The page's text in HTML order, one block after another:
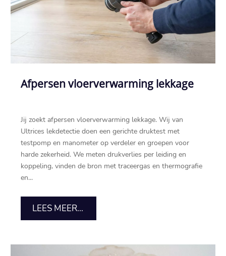
Afpersen vloerverwarming lekkage
Jij zoekt afpersen vloerverwarming lekkage. Wij van
Ultrices lekdetectie doen een gerichte druktest met
testpomp en manometer op verdeler en groepen voor
harde zekerheid. We meten drukverlies per leiding en
koppeling, vinden de bron met traceergas en thermografie
en...
LEES MEER...